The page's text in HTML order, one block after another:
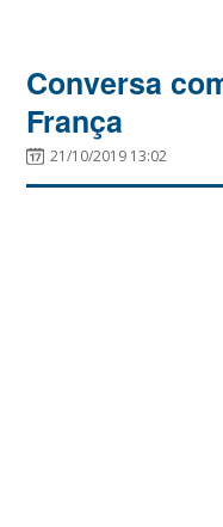
Conversa
França
21/10/2019 13:02